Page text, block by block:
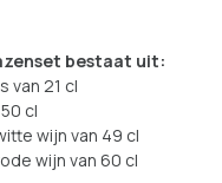
bestaat uit:
van 21 cl
cl
wijn van 49 cl
wijn van 60 cl